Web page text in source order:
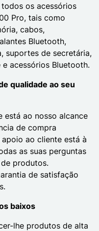
os acessórios
Pro, tais como
cabos,
Bluetooth,
suportes de secretária,
acessórios Bluetooth.
qualidade ao seu
está ao nosso alcance
de compra
ao cliente está à
as suas perguntas
produtos.
de satisfação
baixos
lhe produtos de alta